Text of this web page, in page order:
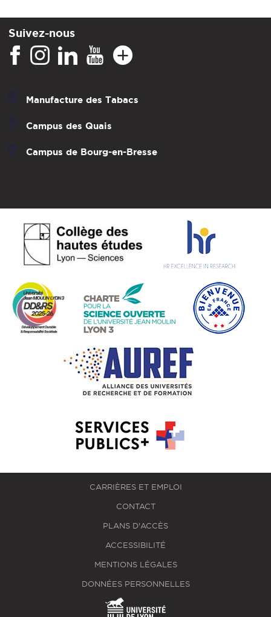
Suivez-nous
Manufacture des Tabacs
Campus des Quais
Campus de Bourg-en-Bresse
CARRIÈRES ET EMPLOI
CONTACT
PLANS D'ACCÈS
ACCESSIBILITÉ
MENTIONS LÉGALES
DONNÉES PERSONNELLES